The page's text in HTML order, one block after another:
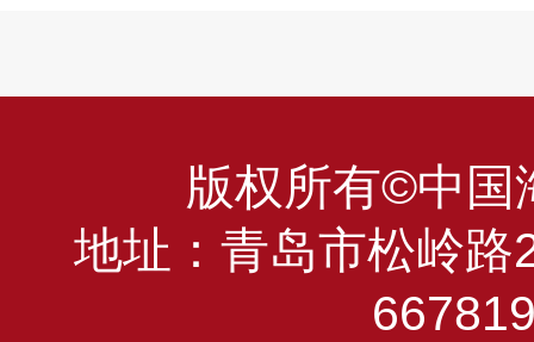
版权所有©中国
地址：青岛市松岭